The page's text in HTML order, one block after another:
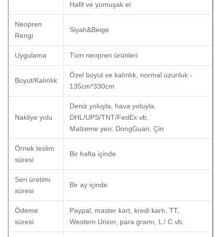
Hafif ve yumuşak el
Neopren
Rengi
Siyah&Beige
Uygulama Tüm neopren ürünleri
Boyut/Kalınlık
Özel boyut ve kalınlık, normal uzunluk -
135cm*330cm
Nakliye yolu
Deniz yoluyla, hava yoluyla,
DHL/UPS/TNT/FedEx vb.
Malzeme yeri: DongGuan, Çin
Örnek teslim
süresi
Bir hafta içinde
Seri üretimi
süresi
Bir ay içinde
Ödeme
süresi
Paypal, master kart, kredi kartı, TT,
Western Union, para gramı, L / C vb.